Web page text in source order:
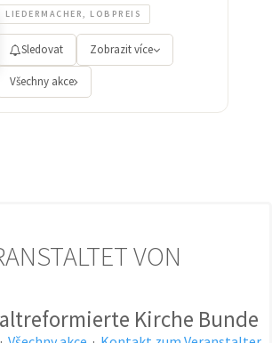
LIEDERMACHER, LOBPREIS
Sledovat Zobrazit více
Všechny akce
VON
Kirche Bunde